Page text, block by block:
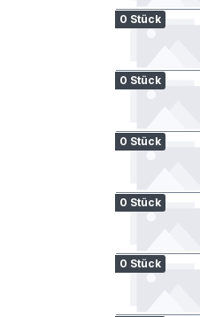
0 Stück
0 Stück
0 Stück
0 Stück
0 Stück